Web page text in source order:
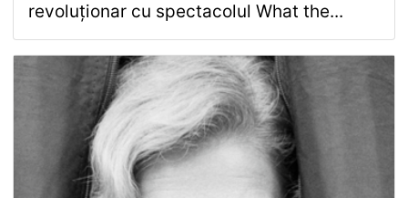
revoluționar cu spectacolul What the...